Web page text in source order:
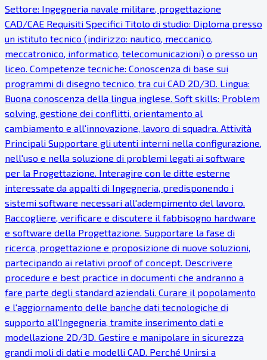
Settore: Ingegneria navale militare, progettazione
CAD/CAE Requisiti Specifici Titolo di studio: Diploma presso
un istituto tecnico (indirizzo: nautico, meccanico,
meccatronico, informatico, telecomunicazioni) o presso un
liceo. Competenze tecniche: Conoscenza di base sui
programmi di disegno tecnico, tra cui CAD 2D/3D. Lingua:
Buona conoscenza della lingua inglese. Soft skills: Problem
solving, gestione dei conflitti, orientamento al
cambiamento e all'innovazione, lavoro di squadra. Attività
Principali Supportare gli utenti interni nella configurazione,
nell'uso e nella soluzione di problemi legati ai software
per la Progettazione. Interagire con le ditte esterne
interessate da appalti di Ingegneria, predisponendo i
sistemi software necessari all'adempimento del lavoro.
Raccogliere, verificare e discutere il fabbisogno hardware
e software della Progettazione. Supportare la fase di
ricerca, progettazione e proposizione di nuove soluzioni,
partecipando ai relativi proof of concept. Descrivere
procedure e best practice in documenti che andranno a
fare parte degli standard aziendali. Curare il popolamento
e l'aggiornamento delle banche dati tecnologiche di
supporto all'Ingegneria, tramite inserimento dati e
modellazione 2D/3D. Gestire e manipolare in sicurezza
grandi moli di dati e modelli CAD. Perché Unirsi a